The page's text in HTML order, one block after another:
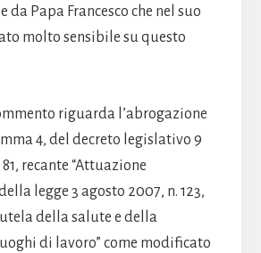
e da Papa Francesco che nel suo
molto sensibile su questo
riguarda l’abrogazione
4, del decreto legislativo 9
recante “Attuazione
legge 3 agosto 2007, n. 123,
della salute e della
di lavoro” come modificato